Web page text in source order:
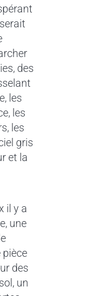
des
les
les
les
gris
et la
il y a
une
des
un